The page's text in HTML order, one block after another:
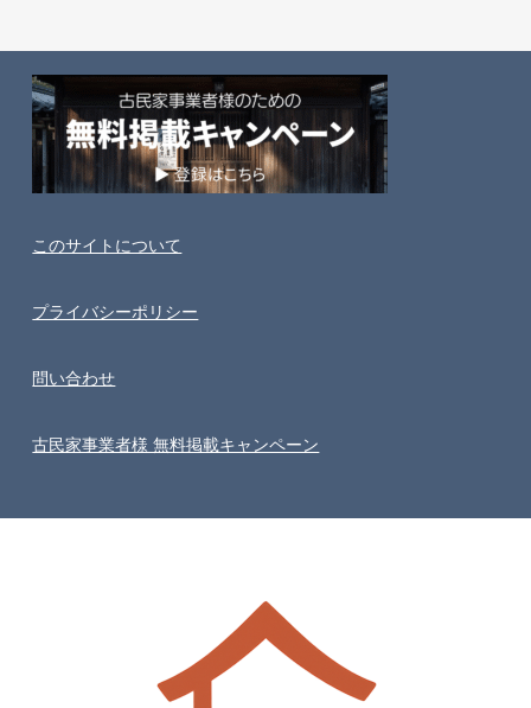
このサイトについて
プライバシーポリシー
問い合わせ
古民家事業者様 無料掲載キャンペーン